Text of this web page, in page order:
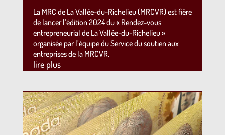
La MRC de La Vallée-du-Richelieu (MRCVR) est fière
de lancer l’édition 2024 du « Rendez-vous
entrepreneurial de La Vallée-du-Richelieu »
organisée par l’équipe du Service du soutien aux
entreprises de la MRCVR.
lire plus